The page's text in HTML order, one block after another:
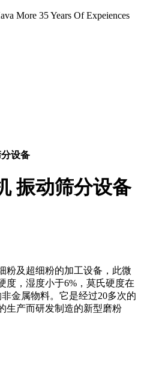
More 35 Years Of Expeiences
设备
振动筛分设备
粉及超细粉的加工设备，此微
度，湿度小于6%，莫氏硬度在
金属物料。它是经过20多次的
生产而研发制造的新型磨粉